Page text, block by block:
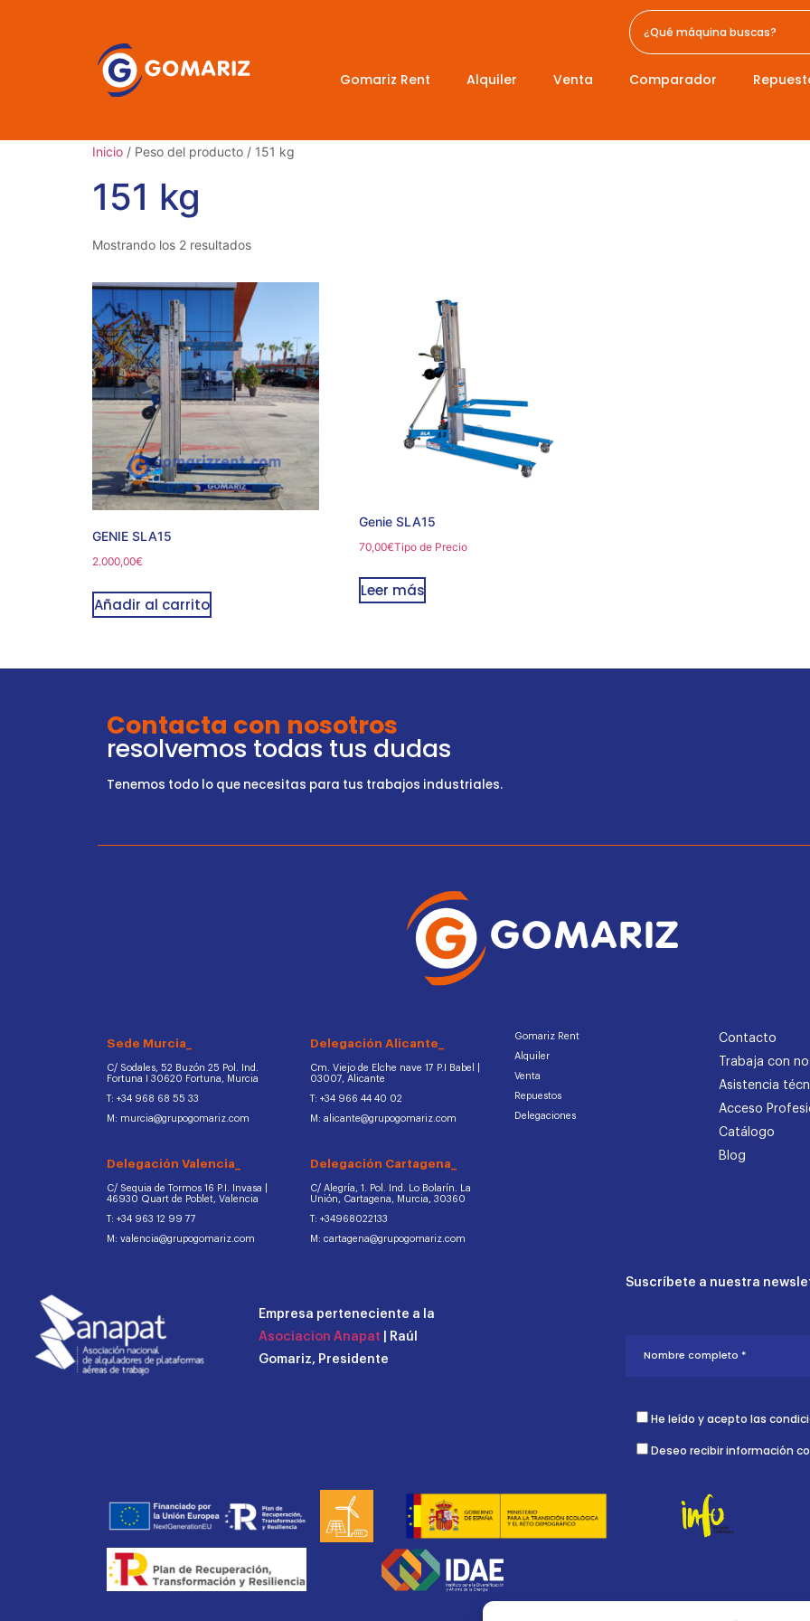
Gomariz Rent Alquiler Venta Comparador
Inicio / Peso del producto / 151 kg
151 kg
Mostrando los 2 resultados
GENIE SLA15
2.000,00€
Añadir al carrito
Genie SLA15
70,00€Tipo de Precio
Leer más
Contacta con nosotros
resolvemos todas tus dudas
Tenemos todo lo que necesitas para tus trabajos industriales.
Sede Murcia_
C/ Sodales, 52 Buzón 25 Pol. Ind.
Fortuna I 30620 Fortuna, Murcia
T: +34 968 68 55 33
M: murcia@grupogomariz.com
Delegación Valencia_
C/ Sequia de Tormos 16 P.I. Invasa |
46930 Quart de Poblet, Valencia
T: +34 963 12 99 77
M: valencia@grupogomariz.com
Delegación Alicante_
Cm. Viejo de Elche nave 17 P.I Babel |
03007, Alicante
T: +34 966 44 40 02
M: alicante@grupogomariz.com
Delegación Cartagena_
C/ Alegría, 1. Pol. Ind. Lo Bolarín. La
Unión, Cartagena, Murcia, 30360
T: +34968022133
M: cartagena@grupogomariz.com
Gomariz Rent
Alquiler
Venta
Repuestos
Delegaciones
Contacto
Trabaja con
Asistencia
Acceso
Catálogo
Blog
Empresa perteneciente a la
Asociacion Anapat | Raúl
Gomariz, Presidente
Suscríbete a nuestra
He leído y acepto las
Deseo recibir información